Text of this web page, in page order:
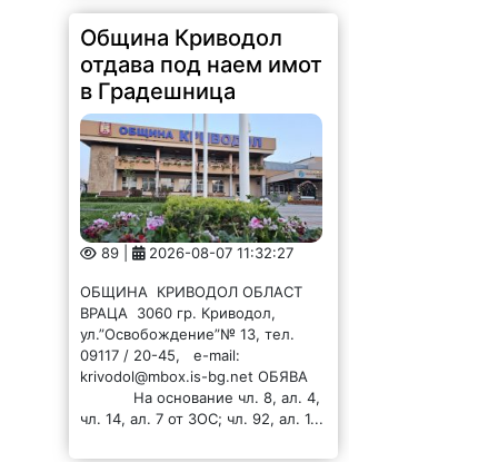
Община Криводол
отдава под наем имот
в Градешница
89 | 2026-08-07 11:32:27
ОБЩИНА КРИВОДОЛ ОБЛАСТ
ВРАЦА 3060 гр. Криводол,
ул.”Освобождение”№ 13, тел.
09117 / 20-45, e-mail:
krivodol@mbox.is-bg.net ОБЯВА
На основание чл. 8, ал. 4,
чл. 14, ал. 7 от ЗОС; чл. 92, ал. 1...